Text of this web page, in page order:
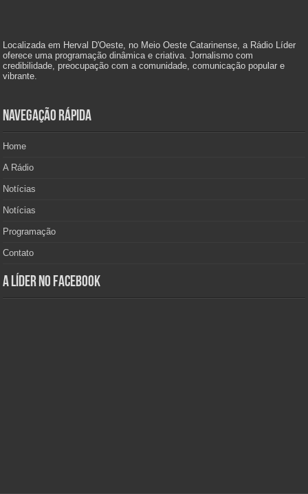
Localizada em Herval D'Oeste, no Meio Oeste Catarinense, a Rádio Líder
oferece uma programação dinâmica e criativa. Jornalismo com
credibilidade, preocupação com a comunidade, comunicação popular e
vibrante.
Navegação Rápida
Home
A Rádio
Notícias
Notícias
Programação
Contato
A Líder no Facebook